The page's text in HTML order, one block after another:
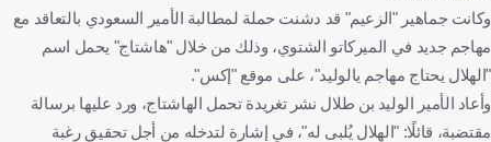
وكانت جماهير "الزعيم" قد دشنت حملة لمطالبة الأمير السعودي بالتعاقد مع
مهاجم جديد في الميركاتو الشتوي، وذلك من خلال "هاشتاج" يحمل اسم
"الهلال يحتاج مهاجم يالوليد"، على موقع "إكس".
وأعاد الأمير الوليد بن طلال نشر تغريدة تحمل الهاشتاج، ورد عليها برسالة
مقتضبة، قائلًا: "الهلال يُلبى له"، في إشارة لتدخله من أجل تحقيق رغبة